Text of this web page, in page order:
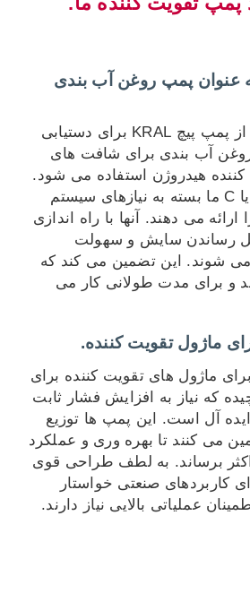
عنوان پمپ روغن آب بندی
در طراحی سه دوک ، از پمپ پیچ KRAL برای دستیابی
روغن آب بندی برای شافت های
هیدروژن استفاده می شود.
پمپ های سری K ، L یا C ما بسته به نیازهای سیستم
می دهند. آنها با راه اندازی
رساندن سایش و سهولت
شوند. این تضمین می کند که
و برای مدت طولانی کار می
ماژول تقویت کننده.
ماژول های تقویت کننده برای
که نیاز به افزایش فشار ثابت
ایده آل است. این پمپ ها توزیع
می کنند تا بهره وری و عملکرد
برساند. به لطف طراحی قوی
کاربردهای صنعتی خواستار
عملیاتی بالایی نیاز دارند.